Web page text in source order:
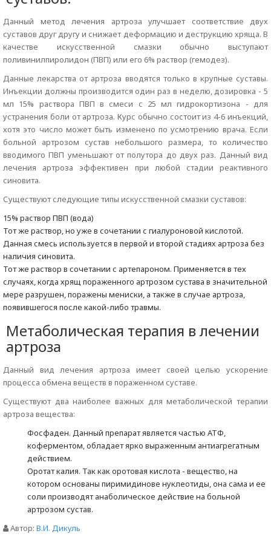
Данный метод лечения артроза улучшает соответствие двух
суставов друг другу и снижает деформацию и деструкцию хряща. В
качестве искусственной смазки обычно выступают
поливинилпиролидон (ПВП) или его 6% раствор (гемодез).
Данные лекарства от артроза вводятся только в крупные суставы.
Инъекции должны производится один раз в неделю, дозировка - 5
мл 15% раствора ПВП в смеси с 25 мл гидрокортизона - для
устранения боли от артроза. Курс обычно состоит из 4-6 инъекций,
хотя это число может быть изменено по усмотрению врача. Если
больной артрозом сустав небольшого размера, то количество
вводимого ПВП уменьшают от полутора до двух раз. Данный вид
лечения артроза эффективен при любой стадии реактивного
синовита.
Существуют следующие типы искусственной смазки суставов:
15% раствор ПВП (вода)
Тот же раствор, но уже в сочетании с гиалуроновой кислотой.
Данная смесь используется в первой и второй стадиях артроза без
наличия синовита.
Тот же раствор в сочетании с артепароном. Применяется в тех
случаях, когда хрящ пораженного артрозом сустава в значительной
мере разрушен, поражены мениски, а также в случае артроза,
появившегося после какой-либо травмы.
Метаболическая терапия в лечении
артроза
Данный вид лечения артроза имеет своей целью ускорение
процесса обмена веществ в пораженном суставе.
Существуют два наиболее важных для метаболической терапии
артроза вещества:
Фосфаден. Данный препарат является частью АТФ,
коферментом, обладает ярко выраженным антиагрегатным
действием.
Оротат калия. Так как оротовая кислота - вещество, на
котором основаны пиримидинове нуклеотиды, она сама и ее
соли производят анаболическое действие на больной
артрозом сустав.
Автор: В.И. Дикуль